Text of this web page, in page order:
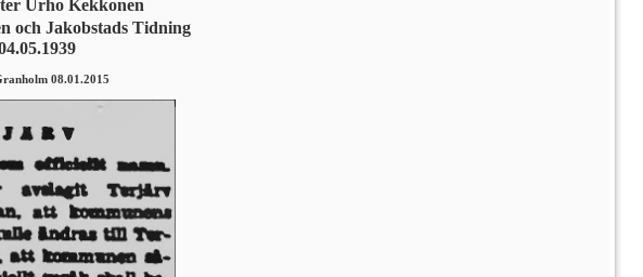
Urho Kekkonen
och Jakobstads Tidning
08.01.2015